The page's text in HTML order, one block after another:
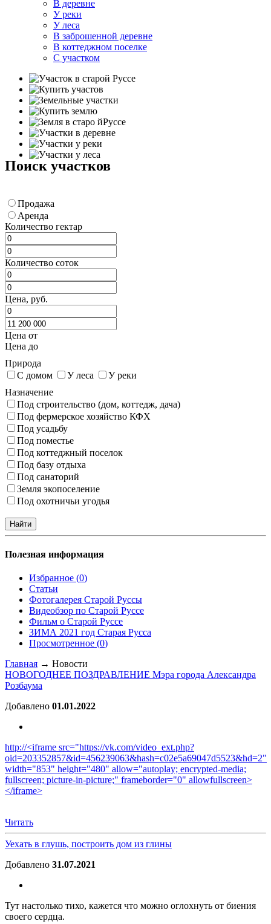
В деревне
У реки
У леса
В заброшенной деревне
В коттеджном поселке
С участком
Поиск участков
Продажа
Аренда
Количество гектар
Количество соток
Цена, руб.
Цена от
Цена до
Природа
С домом
У леса
У реки
Назначение
Под строительство (дом, коттедж, дача)
Под фермерское хозяйство КФХ
Под усадьбу
Под поместье
Под коттеджный поселок
Под базу отдыха
Под санаторий
Земля экопоселение
Под охотничьи угодья
Полезная информация
Избранное (0)
Статьи
Фотогалерея Старой Руссы
Видеобзор по Старой Руссе
Фильм о Старой Руссе
ЗИМА 2021 год Старая Русса
Просмотренное (0)
Главная → Новости
НОВОГОДНЕЕ ПОЗДРАВЛЕНИЕ Мэра города Александра
Розбаума
Добавлено 01.01.2022
http://<iframe src="https://vk.com/video_ext.php?
oid=203352857&id=456239063&hash=c02e5a69047d5523&hd=2"
width="853" height="480" allow="autoplay; encrypted-media;
fullscreen; picture-in-picture;" frameborder="0" allowfullscreen>
</iframe>
Читать
Уехать в глушь, построить дом из глины
Добавлено 31.07.2021
Тут настолько тихо, кажется что можно оглохнуть от биения
своего сердца.